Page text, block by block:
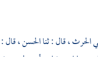
الحرث ،قال : ثناالحسن ،قال